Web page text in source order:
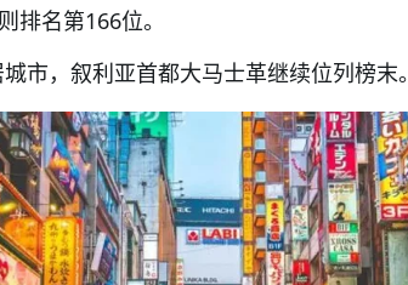
排名第166位。
市，叙利亚首都大马士革继续位列榜末。